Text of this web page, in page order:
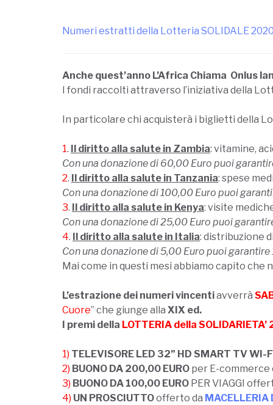
Numeri estratti della Lotteria SOLIDALE
Anche quest’anno L’Africa Chiama Onlus
I fondi raccolti attraverso l’iniziativa della
In particolare chi acquisterà i biglietti della
1. Il diritto alla salute in Zambia: vitamine,
Con una donazione di 60,00 Euro puoi
2. Il diritto alla salute in Tanzania: spese
Con una donazione di 100,00 Euro puoi
3. Il diritto alla salute in Kenya: visite
Con una donazione di 25,00 Euro puoi
4. Il diritto alla salute in Italia: distribuzione
Con una donazione di 5,00 Euro puoi
Mai come in questi mesi abbiamo capito
L’estrazione dei numeri vincentiavverrà
Cuore” che giunge alla XIX ed.
I premi della LOTTERIA della SOLIDARIETA’
1) TELEVISORE LED 32” HD SMART TV WI-
2) BUONO DA 200,00 EURO per E-
3) BUONO DA 100,00 EURO PER VIAGGI
4) UN PROSCIUTTOofferto da MACELLERIA